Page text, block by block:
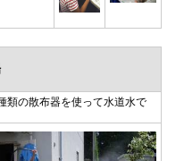
類の散布器を使って水道水で